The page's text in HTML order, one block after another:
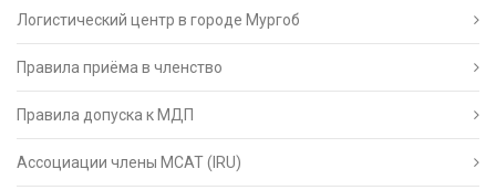
Логистический центр в городе Мургоб
Правила приёма в членство
Правила допуска к МДП
Ассоциации члены МСАТ (IRU)